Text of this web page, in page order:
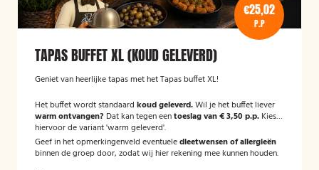
€25,02
P.P
TAPAS BUFFET XL (KOUD GELEVERD)
Geniet van heerlijke tapas met het Tapas buffet XL!
Het buffet wordt standaard koud geleverd.Wil je het buffet liever
warm ontvangen? Dat kan tegen eentoeslag van € 3,50 p.p. Kies
hiervoor de variant 'warm geleverd'.
Geef in het opmerkingenveld eventueledieetwensen of allergieën
binnen de groep door, zodat wij hier rekening mee kunnen houden.